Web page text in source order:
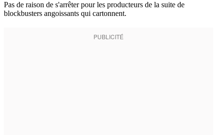
Pas de raison de s'arrêter pour les producteurs de la suite de
blockbusters angoissants qui cartonnent.